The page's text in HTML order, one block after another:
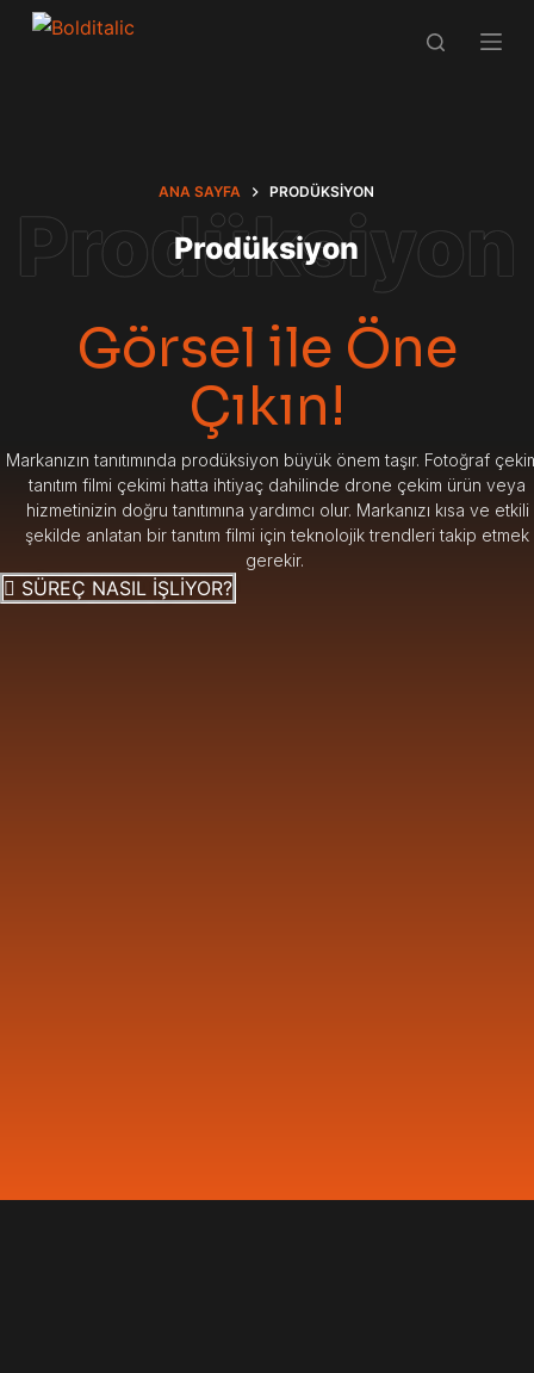
S
ANA SAYFA PRODÜKSIYON
Prodüksiyon
Görsel ile Öne
Çıkın!
Markanızın tanıtımında prodüksiyon büyük önem taşır. Fotoğraf
tanıtım filmi çekimi hatta ihtiyaç dahilinde drone çekim ürün veya
hizmetinizin doğru tanıtımına yardımcı olur. Markanızı kısa ve etkili
şekilde anlatan bir tanıtım filmi için teknolojik trendleri takip etmek
gerekir.
SÜREÇ NASIL İŞLİYOR?